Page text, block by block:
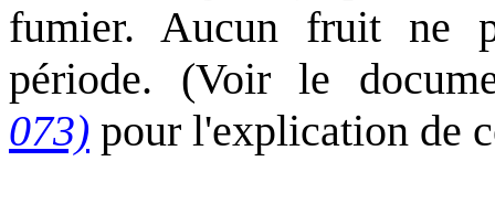
fumier. Aucun fruit ne
période. (Voir le
073) pour l'explication de